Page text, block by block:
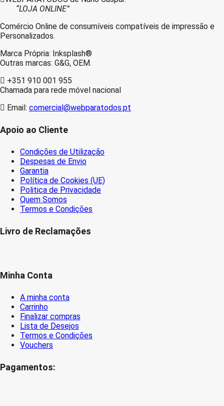
“LOJA ONLINE”
Comércio Online de consumíveis compatíveis de impressão e
Personalizados.
Marca Própria: Inksplash®
Outras marcas: G&G, OEM.
+351 910 001 955
Chamada para rede móvel nacional
Email: comercial@webparatodos.pt
Apoio ao Cliente
Condições de Utilização
Despesas de Envio
Garantia
Política de Cookies (UE)
Politica de Privacidade
Quem Somos
Termos e Condições
Livro de Reclamações
Minha Conta
A minha conta
Carrinho
Finalizar compras
Lista de Desejos
Termos e Condições
Vouchers
Pagamentos: